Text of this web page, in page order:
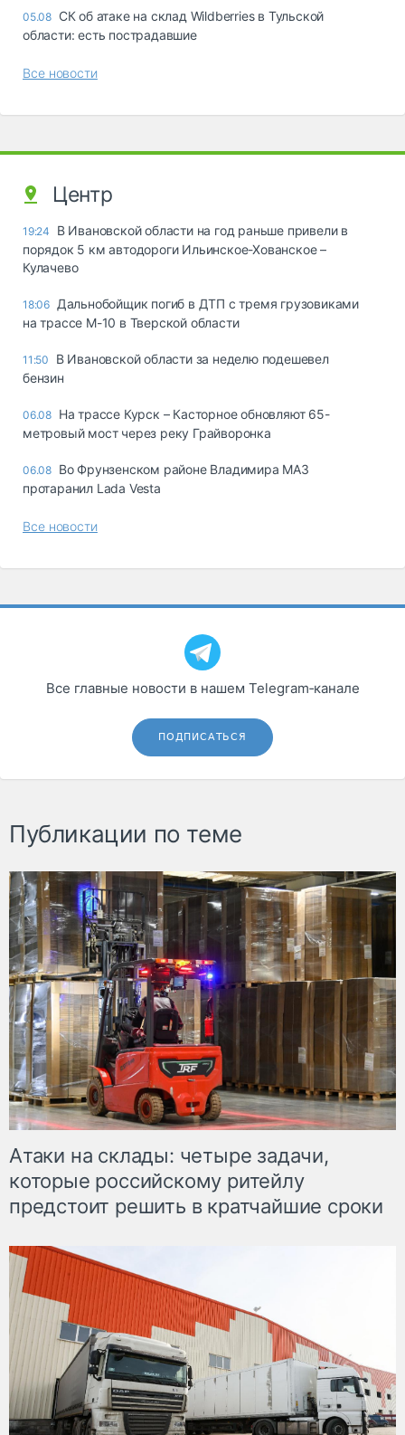
05.08 СК об атаке на склад Wildberries в Тульской
области: есть пострадавшие
Все новости
Центр
19:24
В Ивановской области на год раньше привели в
порядок 5 км автодороги Ильинское-Хованское –
Кулачево
18:06 Дальнобойщик погиб в ДТП с тремя грузовиками
на трассе М-10 в Тверской области
11:50
В Ивановской области за неделю подешевел
бензин
06.08 На трассе Курск – Касторное обновляют 65-
метровый мост через реку Грайворонка
06.08 Во Фрунзенском районе Владимира МАЗ
протаранил Lada Vesta
Все новости
Все главные новости в нашем Telegram‑канале
ПОДПИСАТЬСЯ
Публикации по теме
Атаки на склады: четыре задачи,
которые российскому ритейлу
предстоит решить в кратчайшие сроки